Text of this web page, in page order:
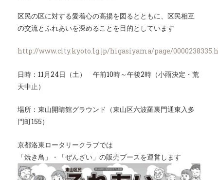
区民の区に対する愛着心の高揚を図るとともに、区民相互
の交流とふれあいを深めることを目的としています
http://www.city.kyoto.lg.jp/higasiyama/page/
日時：11月24日（土） 午前10時～午後2時（小雨決定・荒
天中止）
場所：東山開睛館グラウンド（東山区六波羅裏門通東入多
門町155）
京都洛東ロータリークラブでは
「焼き鳥」・「ぜんざい」の販売ブースを運営します